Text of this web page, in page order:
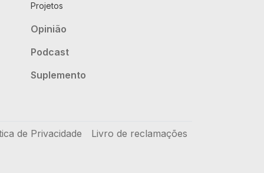
Projetos
Opinião
Podcast
Suplemento
de Privacidade Livro de reclamações